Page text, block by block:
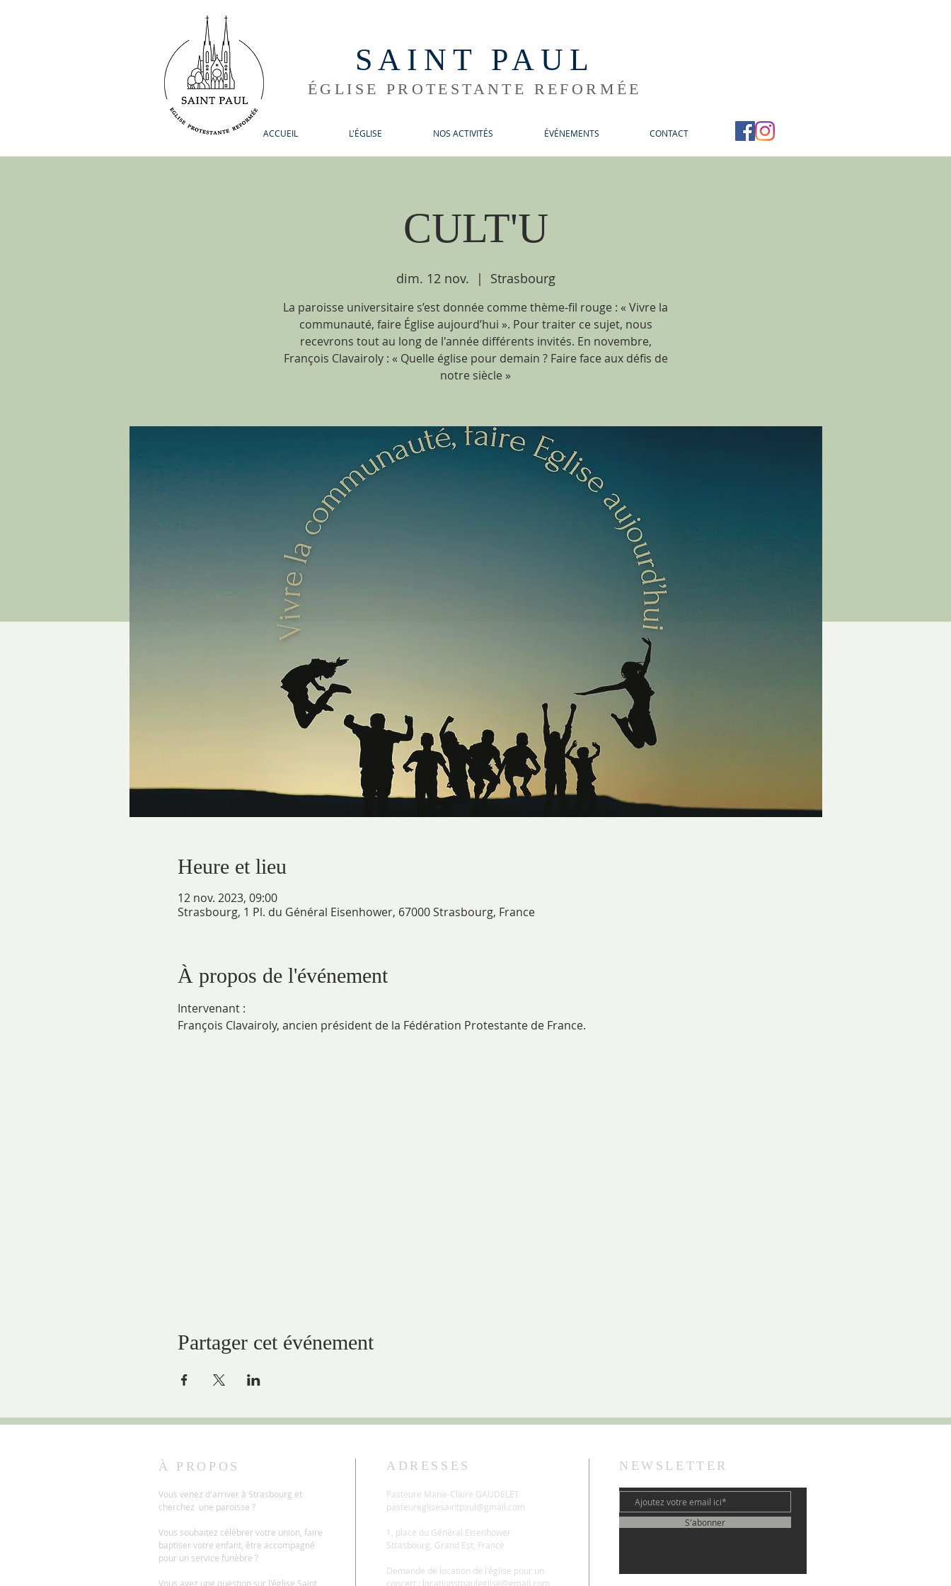
SAINT PAUL
ÉGLISE PROTESTANTE REFORMÉE
ACCUEIL L'ÉGLISE NOS ACTIVITÉS ÉVÉNEMENTS CONTACT
CULT'U
dim. 12 nov.
  |
Strasbourg
La paroisse universitaire s’est donnée comme thème-fil rouge : « Vivre la
communauté, faire Église aujourd’hui ». Pour traiter ce sujet, nous
recevrons tout au long de l'année différents invités. En novembre,
François Clavairoly : « Quelle église pour demain ? Faire face aux défis de
notre siècle »
Heure et lieu
12 nov. 2023, 09:00
Strasbourg, 1 Pl. du Général Eisenhower, 67000 Strasbourg, France
À propos de l'événement
Intervenant :
François Clavairoly, ancien président de la Fédération Protestante de France.
Partager cet événement
À PROPOS
Vous venez d'arriver à Strasbourg et
cherchez une paroisse ?
Vous souhaitez célébrer votre union, faire
baptiser votre enfant, être accompagné
pour un service funèbre ?
Vous avez une question sur l'église Saint
ADRESSES
Pasteure Marie-Claire GAUDELET
pasteureglisesaintpaul@gmail.com
1, place du Général Eisenhower
Strasbourg, Grand Est, France
Demande de location de l'église pour un
concert : locationstpauleglise@gmail.com
NEWSLETTER
S'abonner